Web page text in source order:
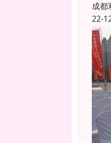
成都
22-